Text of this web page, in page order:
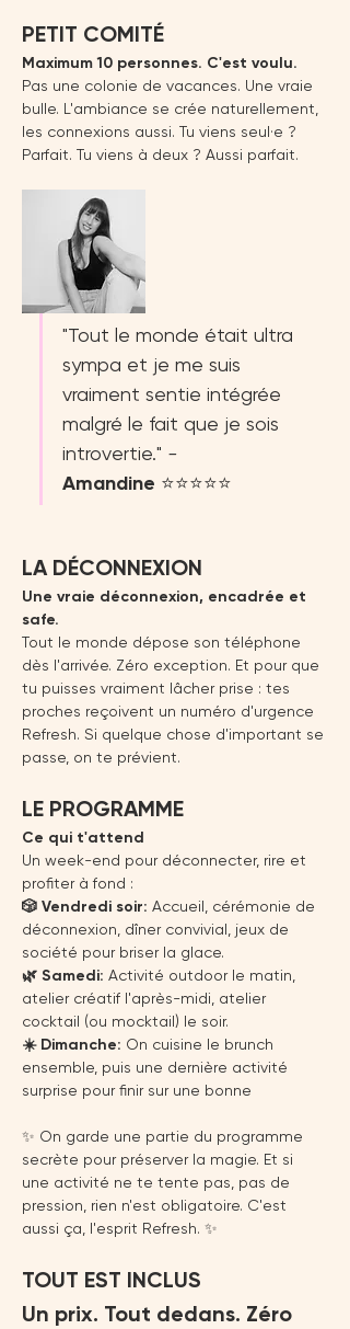
PETIT COMITÉ
Maximum 10 personnes. C'est voulu.
Pas une colonie de vacances. Une vraie
bulle. L'ambiance se crée naturellement,
les connexions aussi. Tu viens seul·e ?
Parfait. Tu viens à deux ? Aussi parfait.
"Tout le monde était ultra
sympa et je me suis
vraiment sentie intégrée
malgré le fait que je sois
introvertie." -
Amandine ⭐⭐⭐⭐⭐
LA DÉCONNEXION
Une vraie déconnexion, encadrée et
safe.
Tout le monde dépose son téléphone
dès l'arrivée. Zéro exception. Et pour que
tu puisses vraiment lâcher prise : tes
proches reçoivent un numéro d'urgence
Refresh. Si quelque chose d'important se
passe, on te prévient.
LE PROGRAMME
Ce qui t'attend
Un week-end pour déconnecter, rire et
profiter à fond :
🎲 Vendredi soir: Accueil, cérémonie de
déconnexion, dîner convivial, jeux de
société pour briser la glace.
🌿 Samedi: Activité outdoor le matin,
atelier créatif l'après-midi, atelier
cocktail (ou mocktail) le soir.
☀️ Dimanche: On cuisine le brunch
ensemble, puis une dernière activité
surprise pour finir sur une bonne
✨ On garde une partie du programme
secrète pour préserver la magie. Et si
une activité ne te tente pas, pas de
pression, rien n'est obligatoire. C'est
aussi ça, l'esprit Refresh. ✨
TOUT EST INCLUS
Un prix. Tout dedans. Zéro